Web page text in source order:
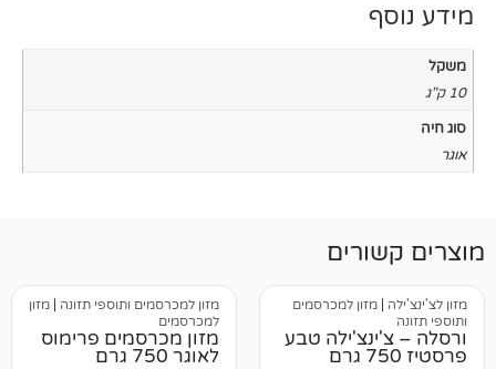
למכרסמים
טבע
מזון למכרסמים ותוספי תזונה|מזון
מזון מכרסמים פרימוס
לאוגר 750 גרם